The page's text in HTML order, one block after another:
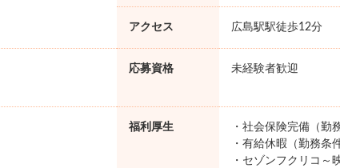
アクセス 広島駅駅徒歩12分
応募資格 未経験者歓迎
福利厚生
・社会保険完備（勤
・有給休暇（勤務条
・セゾンフクリコ～